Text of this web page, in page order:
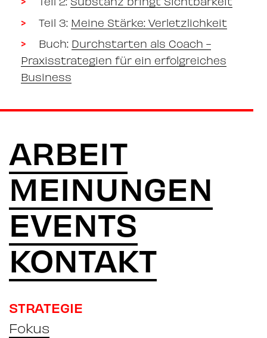
Teil 3: Meine Stärke: Verletzlichkeit
Buch: Durchstarten als Coach -
Praxisstrategien für ein erfolgreiches
Business
ARBEIT
MEINUNGEN
EVENTS
KONTAKT
STRATEGIE
Fokus